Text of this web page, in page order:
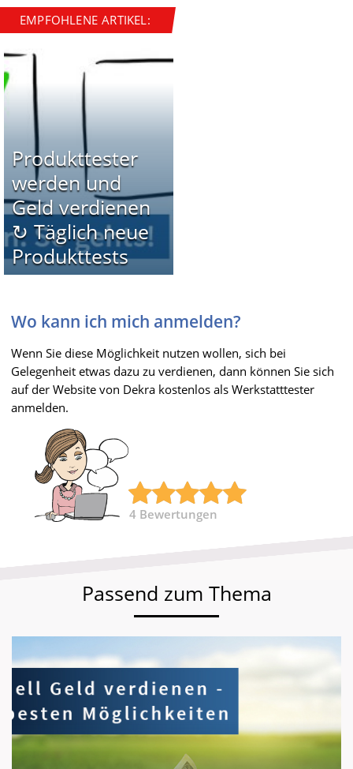
EMPFOHLENE ARTIKEL:
Produkttester
werden und
Geld verdienen
↻ Täglich neue
Produkttests
Wo kann ich mich anmelden?
Wenn Sie diese Möglichkeit nutzen wollen, sich bei
Gelegenheit etwas dazu zu verdienen, dann können Sie sich
auf der Website von Dekra kostenlos als Werkstatttester
anmelden.
4 Bewertungen
Passend zum Thema